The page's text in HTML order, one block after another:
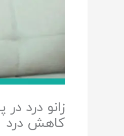
زانو درد
کاهش درد